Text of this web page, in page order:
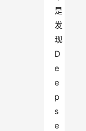
是
发
现
D
e
e
p
s
e